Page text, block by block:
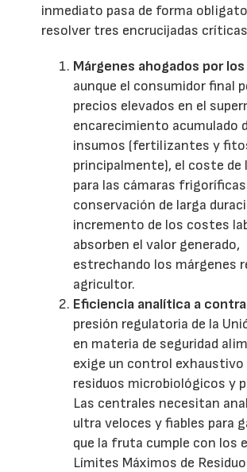
inmediato pasa de forma
resolver tres encrucijadas
Márgenes ahogados por
aunque el consumidor final
precios elevados en el
encarecimiento acumulado
insumos (fertilizantes y
principalmente), el coste de
para las cámaras frigoríficas
conservación de larga
incremento de los costes
absorben el valor generado,
estrechando los márgenes
agricultor.
Eficiencia analítica a
presión regulatoria de la
en materia de seguridad
exige un control exhaustivo
residuos microbiológicos y
Las centrales necesitan
ultra veloces y fiables para
que la fruta cumple con los
Límites Máximos de